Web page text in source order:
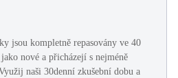
jsou kompletně repasovány ve 40
nové a přicházejí s nejméně
naši 30denní zkušební dobu a